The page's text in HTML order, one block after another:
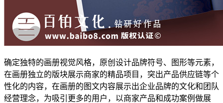
确定独特的画册视觉风格，原创设计品牌符号、图形等元素，
在画册独立的版块展示商家的精品项目，突出产品供应链等个
性化的内容，在画册的图文内容展示出企业品牌的文化和团队
经营理念，为吸引更多的用户，以商家产品和成功案例做展